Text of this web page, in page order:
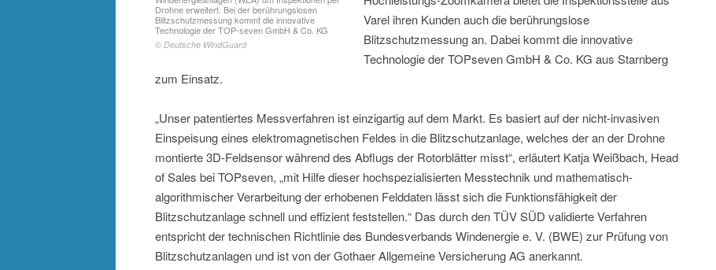
Drohne erweitert. Bei der berührungslosen
Blitzschutzmessung kommt die innovative
Technologie der TOP-seven GmbH & Co. KG
© Deutsche WindGuard
Varel ihren Kunden auch die berührungslose
Blitzschutzmessung an. Dabei kommt die innovative
Technologie der TOPseven GmbH & Co. KG aus Starnberg
zum Einsatz.
„Unser patentiertes Messverfahren ist einzigartig auf dem Markt. Es basiert auf der nicht-invasiven
Einspeisung eines elektromagnetischen Feldes in die Blitzschutzanlage, welches der an der Drohne
montierte 3D-Feldsensor während des Abflugs der Rotorblätter misst“, erläutert Katja Weißbach, Head
of Sales bei TOPseven, „mit Hilfe dieser hochspezialisierten Messtechnik und mathematisch-
algorithmischer Verarbeitung der erhobenen Felddaten lässt sich die Funktionsfähigkeit der
Blitzschutzanlage schnell und effizient feststellen.“ Das durch den TÜV SÜD validierte Verfahren
entspricht der technischen Richtlinie des Bundesverbands Windenergie e. V. (BWE) zur Prüfung von
Blitzschutzanlagen und ist von der Gothaer Allgemeine Versicherung AG anerkannt.